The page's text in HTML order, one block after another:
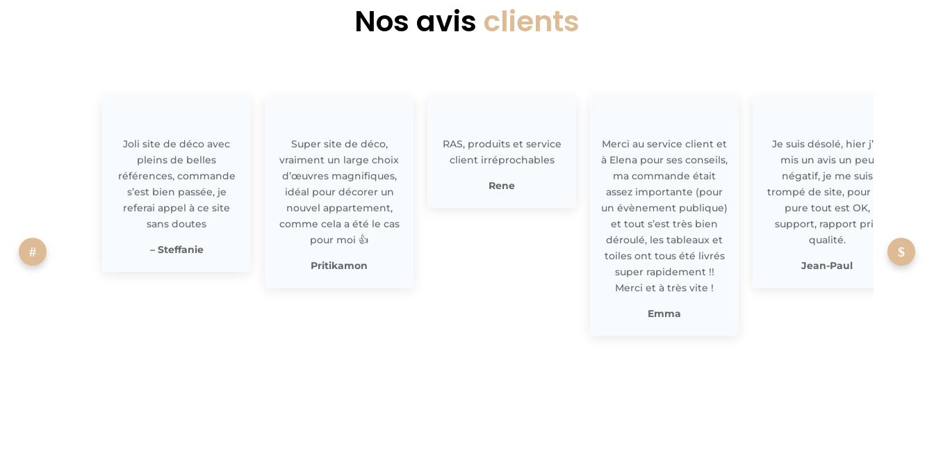
Nos avis clients
Joli site de déco avec
pleins de belles
références, commande
s’est bien passée, je
referai appel à ce site
sans doutes
– Steffanie
Super site de déco,
vraiment un large choix
d’œuvres magnifiques,
idéal pour décorer un
nouvel appartement,
comme cela a été le cas
pour moi 👍
Pritikamon
RAS, produits et service
client irréprochables
Rene
Merci au service client et
à Elena pour ses conseils,
ma commande était
assez importante (pour
un évènement publique)
et tout s’est très bien
déroulé, les tableaux et
toiles ont tous été livrés
super rapidement !!
Merci et à très vite !
Emma
Je suis désolé, hier j’ai
mis un avis un peu
négatif, je me suis
trompé de site, pour off
pure tout est OK,
support, rapport prix
qualité.
Jean-Paul